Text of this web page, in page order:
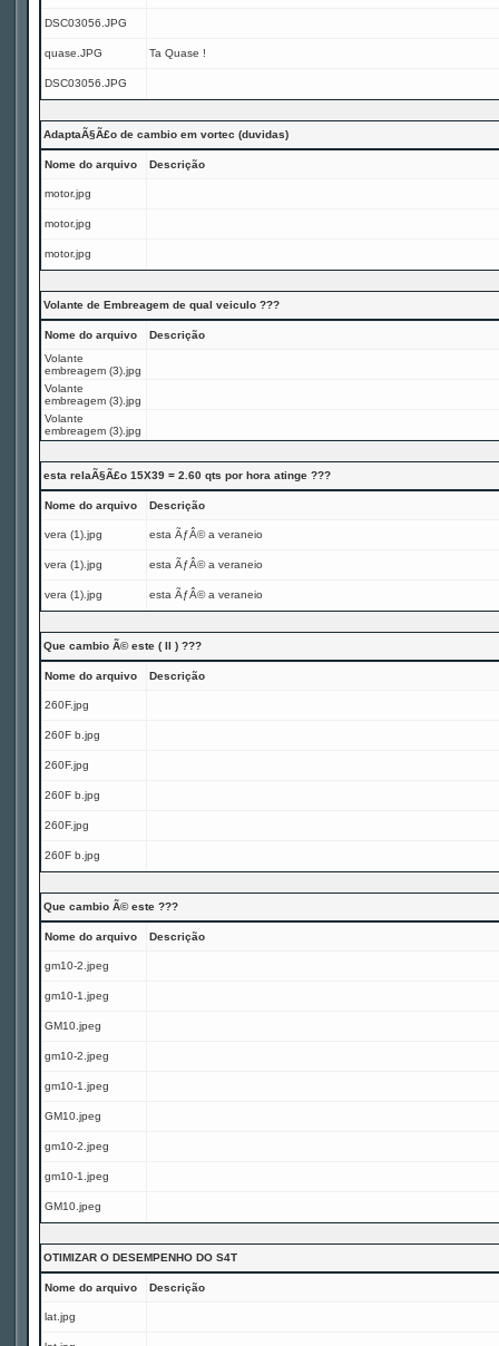
DSC03056.JPG
quase.JPG Ta Quase !
DSC03056.JPG
AdaptaÃ§Ã£o de cambio em vortec (duvidas)
Nome do arquivo Descrição
motor.jpg
motor.jpg
motor.jpg
Volante de Embreagem de qual veiculo ???
Nome do arquivo
Descrição
Volante
embreagem (3).jpg
Volante
embreagem (3).jpg
Volante
embreagem (3).jpg
esta relaÃ§Ã£o 15X39 = 2.60 qts por hora atinge ???
Nome do arquivo Descrição
vera (1).jpg esta ÃƒÂ© a veraneio
vera (1).jpg esta ÃƒÂ© a veraneio
vera (1).jpg esta ÃƒÂ© a veraneio
Que cambio Ã© este ( II ) ???
Nome do arquivo Descrição
260F.jpg
260F b.jpg
260F.jpg
260F b.jpg
260F.jpg
260F b.jpg
Que cambio Ã© este ???
Nome do arquivo Descrição
gm10-2.jpeg
gm10-1.jpeg
GM10.jpeg
gm10-2.jpeg
gm10-1.jpeg
GM10.jpeg
gm10-2.jpeg
gm10-1.jpeg
GM10.jpeg
OTIMIZAR O DESEMPENHO DO S4T
Nome do arquivo Descrição
lat.jpg